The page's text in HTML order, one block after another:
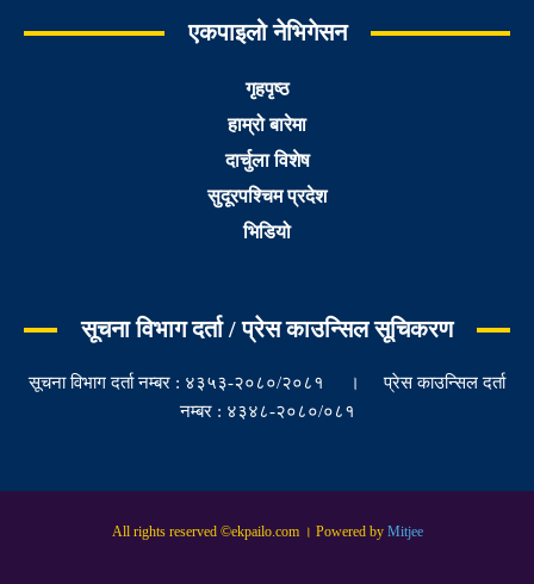
एकपाइलो नेभिगेसन
गृहपृष्ठ
हाम्रो बारेमा
दार्चुला विशेष
सुदूरपश्चिम प्रदेश
भिडियो
सूचना विभाग दर्ता / प्रेस काउन्सिल सूचिकरण
सूचना विभाग दर्ता नम्बर : ४३५३-२०८०/२०८१ । प्रेस काउन्सिल दर्ता
नम्बर : ४३४८-२०८०/०८१
All rights reserved ©ekpailo.com । Powered by Mitjee